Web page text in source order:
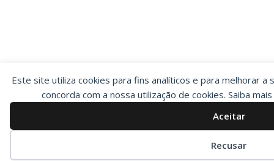
Este site utiliza cookies para fins analíticos e para melhorar a
concorda com a nossa utilização de cookies. Saiba
Aceitar
Recusar